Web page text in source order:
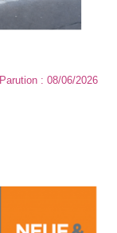
Parution : 08/06/2026